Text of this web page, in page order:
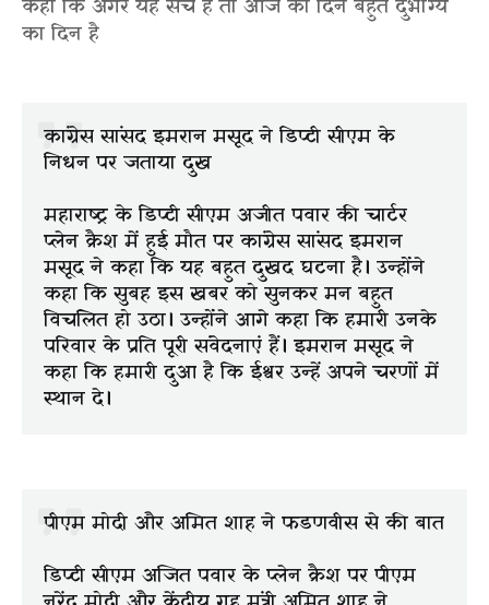
कहा कि अगर यह सच है तो आज का दिन बहुत दुर्भाग्य
का दिन है
कांग्रेस सांसद इमरान मसूद ने डिप्टी सीएम के
निधन पर जताया दुख
महाराष्ट्र के डिप्टी सीएम अजीत पवार की चार्टर
प्लेन क्रैश में हुई मौत पर कांग्रेस सांसद इमरान
मसूद ने कहा कि यह बहुत दुखद घटना है। उन्होंने
कहा कि सुबह इस खबर को सुनकर मन बहुत
विचलित हो उठा। उन्होंने आगे कहा कि हमारी उनके
परिवार के प्रति पूरी संवेदनाएं हैं। इमरान मसूद ने
कहा कि हमारी दुआ है कि ईश्वर उन्हें अपने चरणों में
स्थान दे।
पीएम मोदी और अमित शाह ने फडणवीस से की बात
डिप्टी सीएम अजित पवार के प्लेन क्रैश पर पीएम